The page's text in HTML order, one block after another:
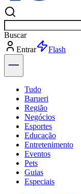
Buscarnotíc
Entrar
Explorar
Tudo
Barueri
Região
Negócios
Esportes
Educação
Entretenimento
Eventos
Pets
Guias
Especiais